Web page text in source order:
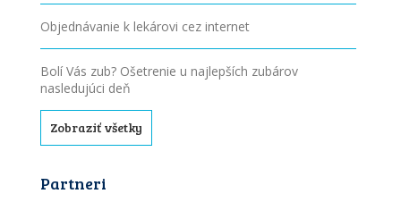
Objednávanie k lekárovi cez internet
Bolí Vás zub? Ošetrenie u najlepších zubárov
nasledujúci deň
Zobraziť všetky
Partneri